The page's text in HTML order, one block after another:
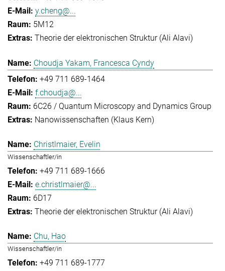
y.cheng@...
5M12
Theorie der elektronischen Struktur (Ali Alavi)
Choudja Yakam, Francesca Cyndy
+49 711 689-1464
f.choudja@...
6C26 / Quantum Microscopy and Dynamics Group
Nanowissenschaften (Klaus Kern)
Christlmaier, Evelin
Wissenschaftler/in
+49 711 689-1666
e.christlmaier@...
6D17
Theorie der elektronischen Struktur (Ali Alavi)
Chu, Hao
Wissenschaftler/in
+49 711 689-1777